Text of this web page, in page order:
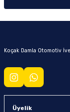
Koçak Damla Otomotiv
Üyelik